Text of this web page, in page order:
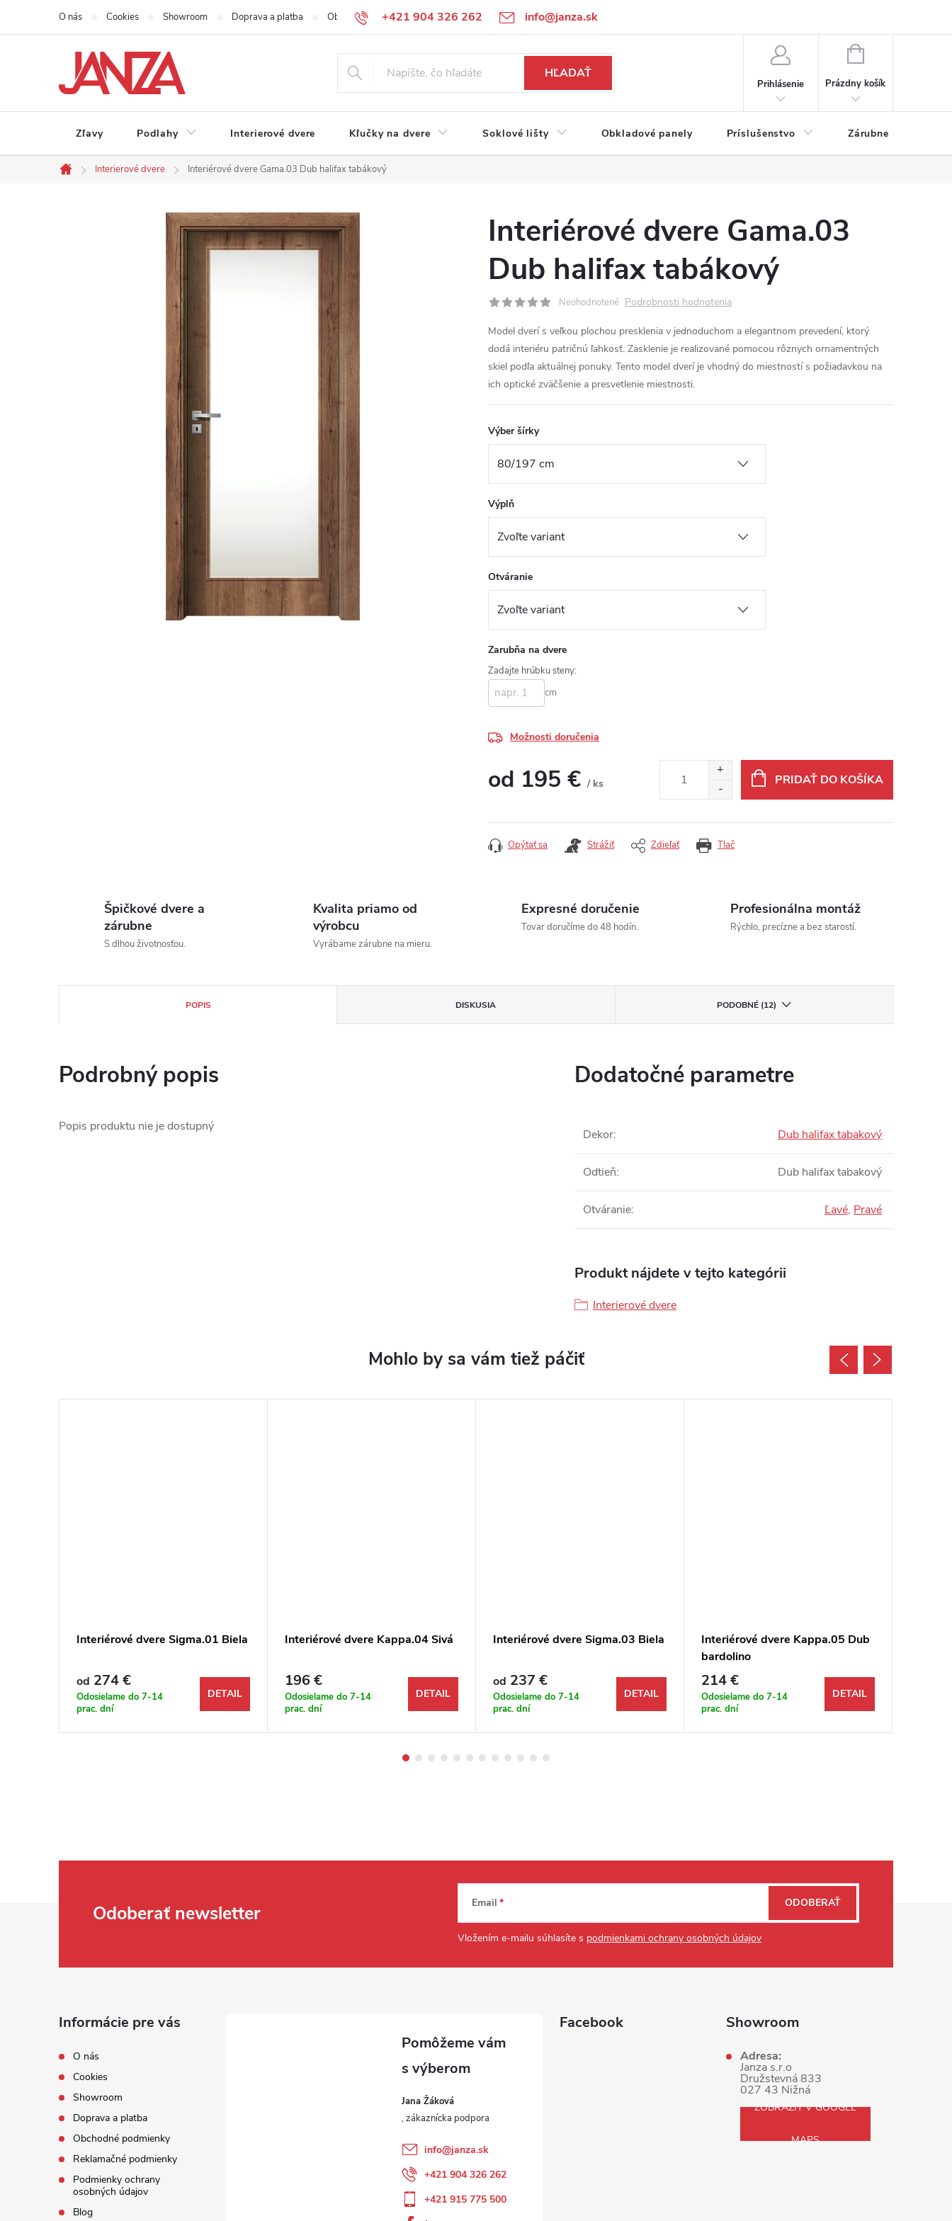
Prejsť na obsah +421 904 326 262 info@janza.sk
O nás Cookies Showroom Doprava a platba Obchodné podmienky Reklamačné podmienky Podmienky ochrany osobných údajov
HĽADAŤ
Prihlásenie
NÁKUPNÝ KOŠÍK
Prázdny košík
Zľavy Podlahy Interierové dvere Kľučky na dvere Soklové lišty Obkladové panely Príslušenstvo Zárubne
Domov
Interierové dvere Interiérové dvere Gama.03 Dub halifax tabákový
Interiérové dvere Gama.03
Dub halifax tabákový
Neohodnotené Podrobnosti hodnotenia
Model dverí s veľkou plochou presklenia v jednoduchom a elegantnom prevedení, ktorý
dodá interiéru patričnú ľahkosť. Zasklenie je realizované pomocou rôznych ornamentných
skiel podľa aktuálnej ponuky. Tento model dverí je vhodný do miestností s požiadavkou na
ich optické zväčšenie a presvetlenie miestnosti.
Výber šírky
Výplň
Otváranie
Zarubňa na dvere
Zadajte hrúbku steny:
cm
Možnosti doručenia
od 195 € / ks
PRIDAŤ DO KOŠÍKA
Tlač
Opýtať sa Strážiť Zdieľať
Špičkové dvere a
zárubne
S dlhou životnosťou.
Kvalita priamo od
výrobcu
Vyrábame zárubne na mieru.
Expresné doručenie
Tovar doručíme do 48 hodín.
Profesionálna montáž
Rýchlo, precízne a bez starostí.
POPIS DISKUSIA PODOBNÉ (12)
Podrobný popis
Popis produktu nie je dostupný
Dodatočné parametre
Dekor: Dub halifax tabakový
Odtieň: Dub halifax tabakový
Otváranie: Ľavé, Pravé
Produkt nájdete v tejto kategórii
Interierové dvere
Interiérové dvere Sigma.01 Biela
od 274 €
Odosielame do 7-14
prac. dní
DETAIL
Interiérové dvere Kappa.04 Sivá
196 €
Odosielame do 7-14
prac. dní
DETAIL
Interiérové dvere Sigma.03 Biela
od 237 €
Odosielame do 7-14
prac. dní
DETAIL
Interiérové dvere Kappa.05 Dub
bardolino
214 €
Odosielame do 7-14
prac. dní
DETAIL
Odoberať newsletter Email
Vložením e-mailu súhlasíte s podmienkami ochrany osobných údajov
ODOBERAŤ
Informácie pre vás
O nás
Cookies
Showroom
Doprava a platba
Obchodné podmienky
Reklamačné podmienky
Podmienky ochrany
osobných údajov
Blog
Jana Žáková
info@janza.sk
+421 904 326 262
+421 915 775 500
Facebook Showroom
Adresa:
Janza s.r.o
Družstevná 833
027 43 Nižná
ZOBRAZIŤ V GOOGLE
MAPS